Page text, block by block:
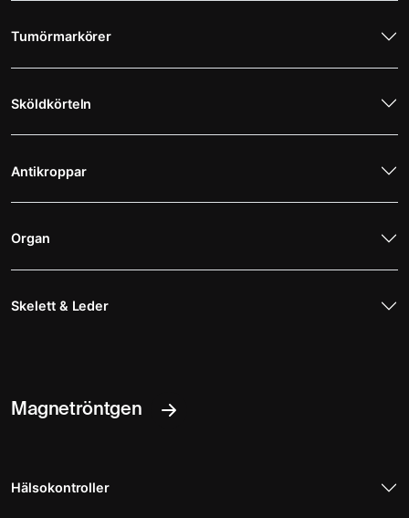
Tumörmarkörer
Sköldkörteln
Antikroppar
Organ
Skelett & Leder
Magnetröntgen
Hälsokontroller